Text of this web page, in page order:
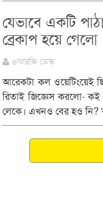
যেভাবে একটি
ব্রেকাপ হয়ে গেলো
eআরকি ডেস্ক
আরেকটা কল ওয়েটিংয়েই
রিতাই জিজ্ঞেস করলো-
লেকে। এখনও বের হও